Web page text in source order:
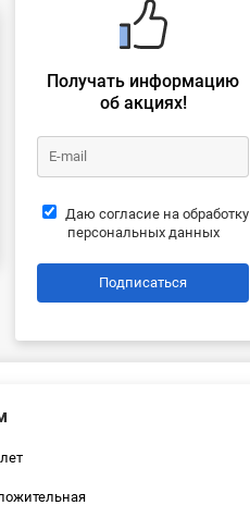
Получать информацию
об акциях!
Даю согласие на обработку
персональных данных
Подписаться